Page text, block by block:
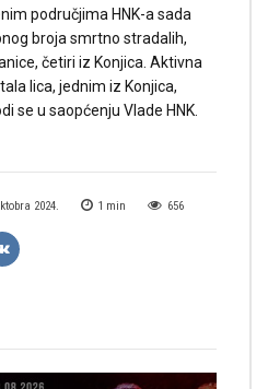
2024. 1 min 656
područjima HNK-a sada
broja smrtno stradalih,
četiri iz Konjica. Aktivna
lica, jednim iz Konjica,
se u saopćenju Vlade HNK.